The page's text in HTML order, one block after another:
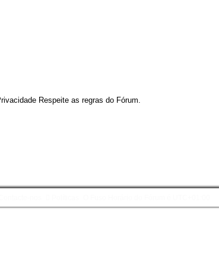
Respeite as regras do Fórum.